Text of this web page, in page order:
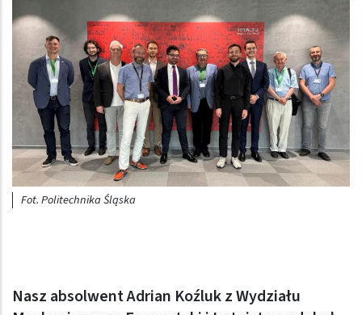
Fot. Politechnika Śląska
Nasz absolwent Adrian Koźluk z Wydziału